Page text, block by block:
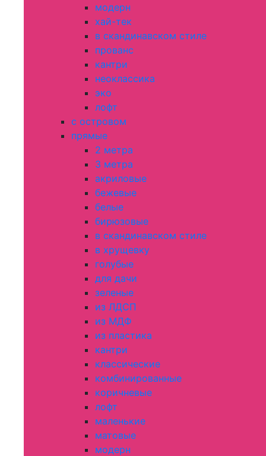
модерн
хай-тек
в скандинавском стиле
прованс
кантри
неоклассика
эко
лофт
с островом
прямые
2 метра
3 метра
акриловые
бежевые
белые
бирюзовые
в скандинавском стиле
в хрущевку
голубые
для дачи
зеленые
из ЛДСП
из МДФ
из пластика
кантри
классические
комбинированные
коричневые
лофт
маленькие
матовые
модерн